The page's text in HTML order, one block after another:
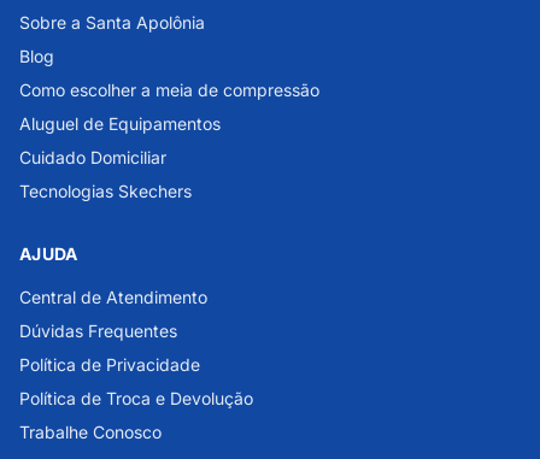
Sobre a Santa Apolônia
Blog
Como escolher a meia de compressão
Aluguel de Equipamentos
Cuidado Domiciliar
Tecnologias Skechers
AJUDA
Central de Atendimento
Dúvidas Frequentes
Política de Privacidade
Política de Troca e Devolução
Trabalhe Conosco